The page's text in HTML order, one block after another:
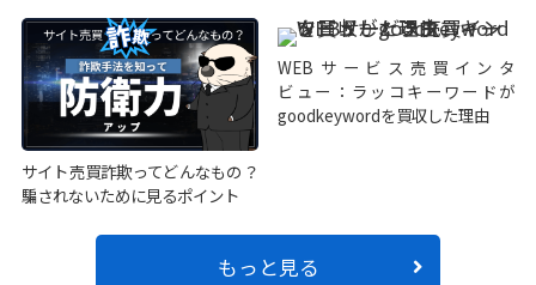
サイト売買詐欺ってどんなもの？
騙されないために見るポイント
WEBサービス売買インタ
ビュー：ラッコキーワードが
goodkeywordを買収した理由
もっと見る